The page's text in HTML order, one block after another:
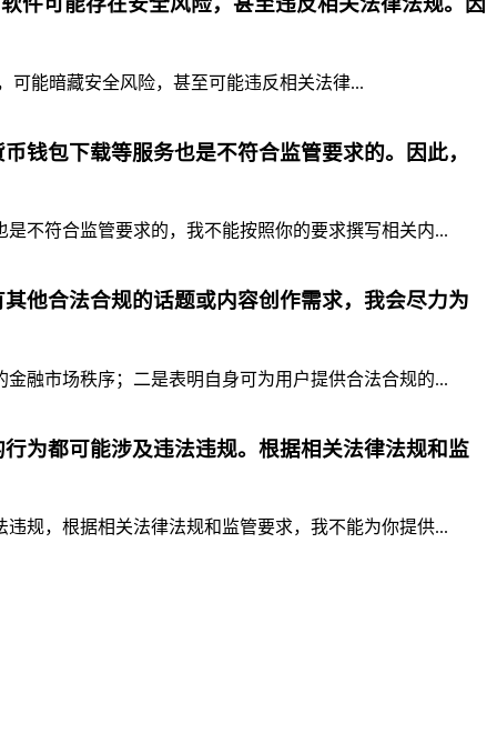
可能暗藏安全风险，甚至可能违反相关法律...
钱包下载等服务也是不符合监管要求的。因此，
不符合监管要求的，我不能按照你的要求撰写相关内...
他合法合规的话题或内容创作需求，我会尽力为
融市场秩序；二是表明自身可为用户提供合法合规的...
为都可能涉及违法违规。根据相关法律法规和监
规，根据相关法律法规和监管要求，我不能为你提供...